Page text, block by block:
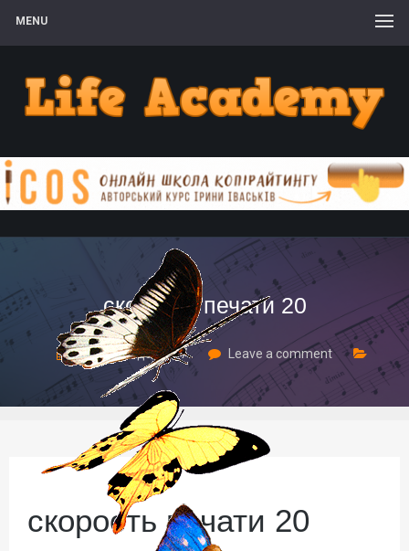
MENU
скорость печати 20
5 Листопада, 2017 Leave a comment
скорость печати 20